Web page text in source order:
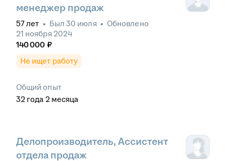
менеджер продаж
57лет • Был 30 июля • Обновлено
21 ноября 2024
140 000 ₽
Не ищет работу
Общий опыт
32 года 2 месяца
Делопроизводитель, Ассистент
отдела продаж